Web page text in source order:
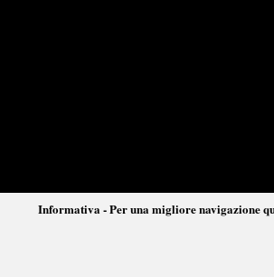
Informativa - Per una migliore navigazione